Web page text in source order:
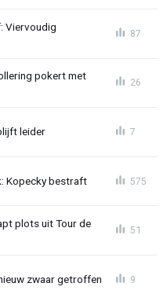
Viervoudig
87
pokert met
26
leider 7
Kopecky bestraft 575
plots uit Tour de
51
zwaar getroffen 9